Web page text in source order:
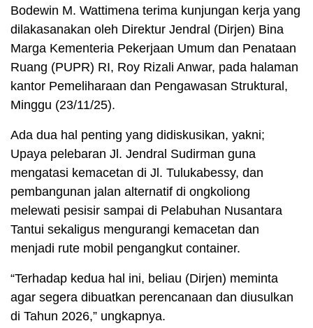
Bodewin M. Wattimena terima kunjungan kerja yang
dilakasanakan oleh Direktur Jendral (Dirjen) Bina
Marga Kementeria Pekerjaan Umum dan Penataan
Ruang (PUPR) RI, Roy Rizali Anwar, pada halaman
kantor Pemeliharaan dan Pengawasan Struktural,
Minggu (23/11/25).
Ada dua hal penting yang didiskusikan, yakni;
Upaya pelebaran Jl. Jendral Sudirman guna
mengatasi kemacetan di Jl. Tulukabessy, dan
pembangunan jalan alternatif di ongkoliong
melewati pesisir sampai di Pelabuhan Nusantara
Tantui sekaligus mengurangi kemacetan dan
menjadi rute mobil pengangkut container.
“Terhadap kedua hal ini, beliau (Dirjen) meminta
agar segera dibuatkan perencanaan dan diusulkan
di Tahun 2026,” ungkapnya.